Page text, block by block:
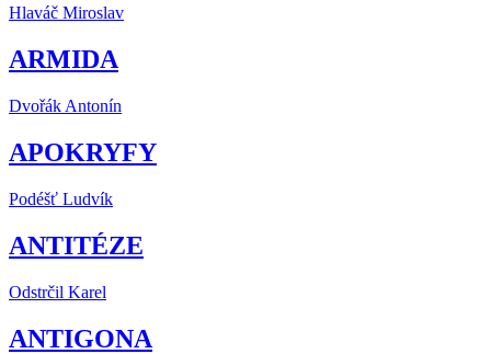
Hlaváč Miroslav
ARMIDA
Dvořák Antonín
APOKRYFY
Podéšť Ludvík
ANTITÉZE
Odstrčil Karel
ANTIGONA